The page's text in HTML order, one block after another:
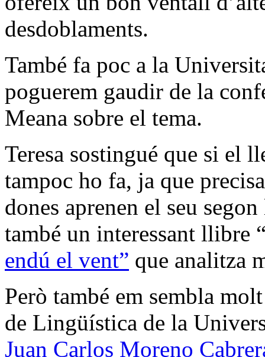
desdoblaments.
També fa poc a la
poguerem gaudir de la
Meana sobre el tema.
Teresa sostingué que si el
tampoc ho fa, ja que
dones aprenen el seu
també un interessant llibre
endú el vent” que analitza
Però també em sembla
de Lingüística de la
Juan Carlos Moreno